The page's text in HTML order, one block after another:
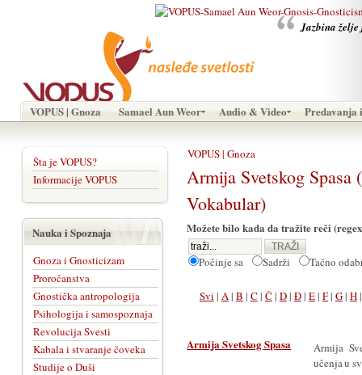
Jazbina želje
VOPUS | Gnoza Samael Aun Weor Audio & Video Predavanja
VOPUS | Gnoza
Armija Svetskog
Vokabular)
Možete bilo kada da tražite reči
Počinje sa Sadrži Tačno
Svi | A| B | C | Č | D| Đ| E| F| G| H
Armija Svetskog Spasa
Armija
učenja u
Šta je VOPUS?
Informacije VOPUS
Nauka i Spoznaja
Gnoza i Gnosticizam
Proročanstva
Gnostička antropologija
Psihologija i samospoznaja
Revolucija Svesti
Kabala i stvaranje čoveka
Studije o Duši